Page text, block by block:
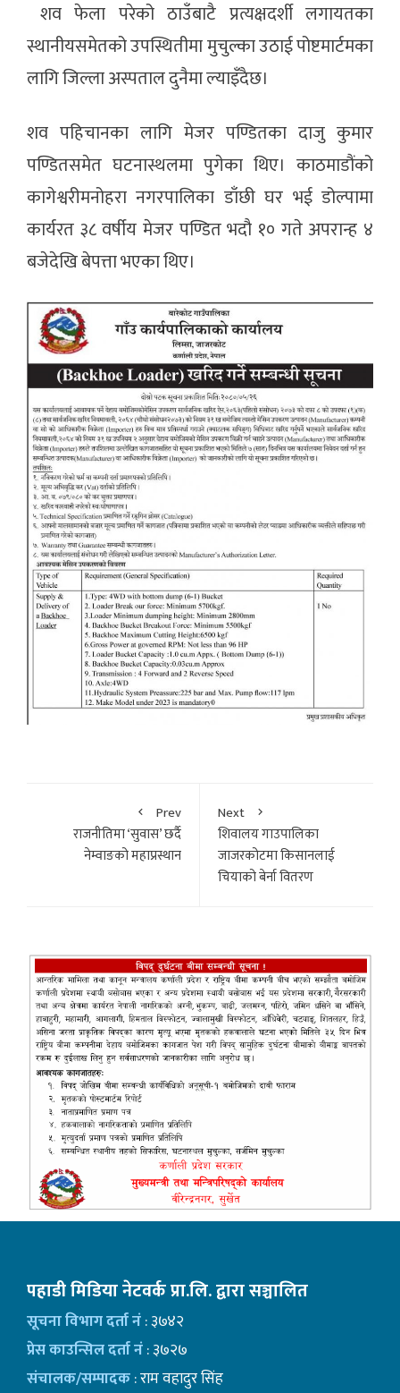
शव फेला परेको ठाउँबाटै प्रत्यक्षदर्शी लगायतका
स्थानीयसमेतको उपस्थितीमा मुचुल्का उठाई पोष्टमार्टमका
लागि जिल्ला अस्पताल दुनैमा ल्याइँदैछ।
शव पहिचानका लागि मेजर पण्डितका दाजु कुमार
पण्डितसमेत घटनास्थलमा पुगेका थिए। काठमाडौंको
कागेश्वरीमनोहरा नगरपालिका डाँछी घर भई डोल्पामा
कार्यरत ३८ वर्षीय मेजर पण्डित भदौ १० गते अपरान्ह ४
बजेदेखि बेपत्ता भएका थिए।
Prev
राजनीतिमा ‘सुवास’ छर्दै
नेम्वाङको महाप्रस्थान
Next
शिवालय गाउपालिका
जाजरकोटमा किसानलाई
चियाको बेर्ना वितरण
पहाडी मिडिया नेटवर्क प्रा.लि. द्वारा सञ्चालित
सूचना विभाग दर्ता नं: ३७४२
प्रेस काउन्सिल दर्ता नं: ३७२७
संचालक/सम्पादक: राम वहादुर सिंह